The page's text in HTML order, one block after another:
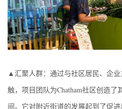
▲汇聚人群：通过与社区居民、企
触，项目团队为Chatham社区创造了
间。它对附近街道的发展起到了促